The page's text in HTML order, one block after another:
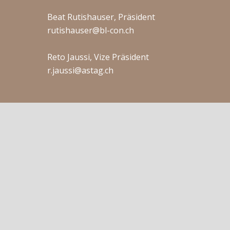
Beat Rutishauser, Präsident
rutishauser@bl-con.ch
Reto Jaussi, Vize Präsident
r.jaussi@astag.ch